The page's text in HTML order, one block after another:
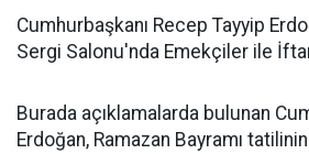
Cumhurbaşkanı Recep Tayyip
Sergi Salonu'nda Emekçiler ile İftar
Burada açıklamalarda bulunan
Erdoğan, Ramazan Bayramı tatilinin